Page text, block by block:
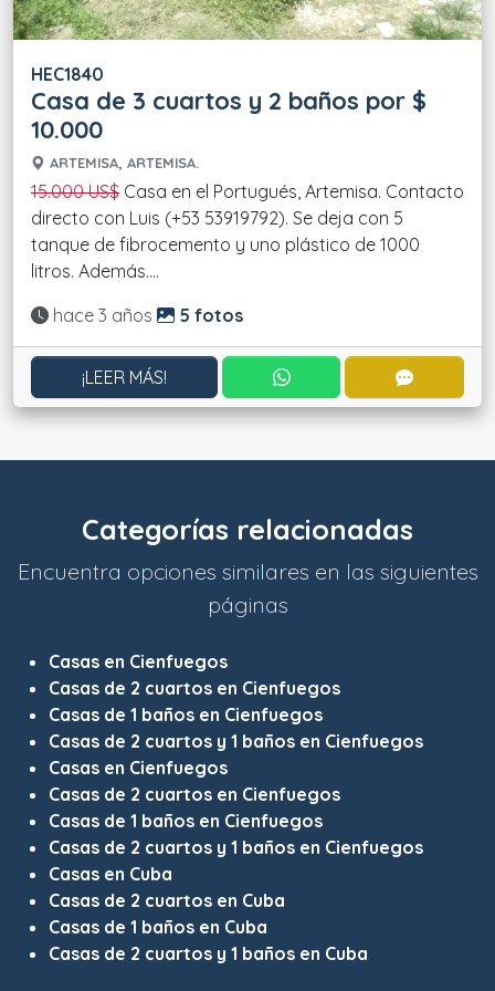
HEC1840
Casa de 3 cuartos y 2 baños por $
10.000
ARTEMISA, ARTEMISA.
15.000 US$ Casa en el Portugués, Artemisa. Contacto
directo con Luis (+53 53919792). Se deja con 5
tanque de fibrocemento y uno plástico de 1000
litros. Además....
Actualizado:
hace 3 años 5 fotos
¡LEER MÁS! CONTACTAR POR
Categorías relacionadas
Encuentra opciones similares en las siguientes
páginas
Casas en Cienfuegos
Casas de 2 cuartos en Cienfuegos
Casas de 1 baños en Cienfuegos
Casas de 2 cuartos y 1 baños en Cienfuegos
Casas en Cienfuegos
Casas de 2 cuartos en Cienfuegos
Casas de 1 baños en Cienfuegos
Casas de 2 cuartos y 1 baños en Cienfuegos
Casas en Cuba
Casas de 2 cuartos en Cuba
Casas de 1 baños en Cuba
Casas de 2 cuartos y 1 baños en Cuba